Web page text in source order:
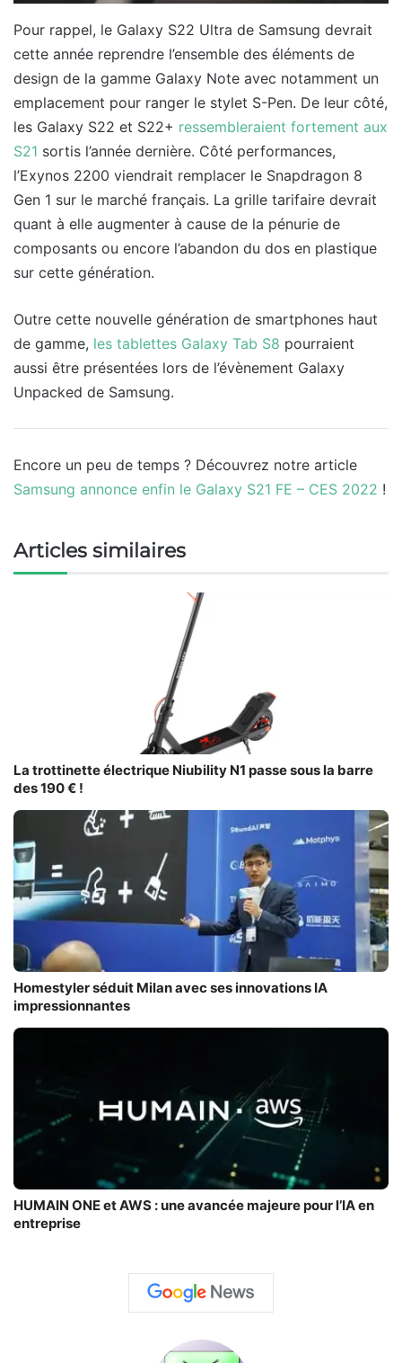
Pour rappel, le Galaxy S22 Ultra de Samsung devrait
cette année reprendre l’ensemble des éléments de
design de la gamme Galaxy Note avec notamment un
emplacement pour ranger le stylet S-Pen. De leur côté,
les Galaxy S22 et S22+ ressembleraient fortement aux
S21 sortis l’année dernière. Côté performances,
l’Exynos 2200 viendrait remplacer le Snapdragon 8
Gen 1 sur le marché français. La grille tarifaire devrait
quant à elle augmenter à cause de la pénurie de
composants ou encore l’abandon du dos en plastique
sur cette génération.
Outre cette nouvelle génération de smartphones haut
de gamme, les tablettes Galaxy Tab S8 pourraient
aussi être présentées lors de l’évènement Galaxy
Unpacked de Samsung.
Encore un peu de temps ? Découvrez notre article
Samsung annonce enfin le Galaxy S21 FE – CES 2022 !
Articles similaires
La trottinette électrique Niubility N1 passe sous la barre
des 190 € !
Homestyler séduit Milan avec ses innovations IA
impressionnantes
HUMAIN ONE et AWS : une avancée majeure pour l’IA en
entreprise